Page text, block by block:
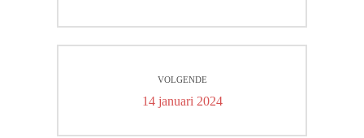
VOLGENDE
Volgend
14 januari 2024